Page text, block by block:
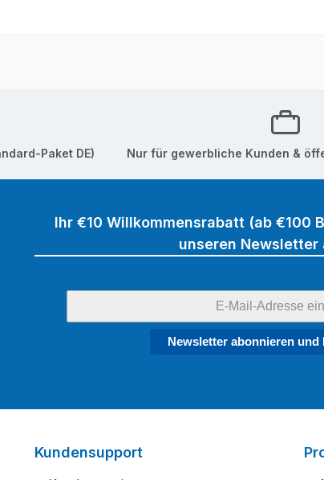
Paket DE) Nur für gewerbliche Kunden &
Ihr €10 Willkommensrabatt (ab
unseren Newsletter
Newsletter abonnieren und
Kundensupport